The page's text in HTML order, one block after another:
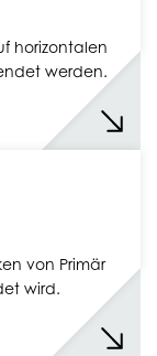
horizontalen
werden.
von Primär
wird.